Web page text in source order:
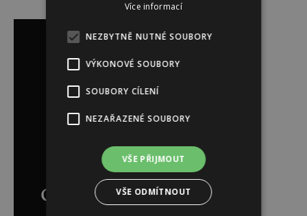
Reklama
Více informací
NEZBYTNĚ NUTNÉ SOUBORY
VÝKONOVÉ SOUBORY
SOUBORY CÍLENÍ
NEZAŘAZENÉ SOUBORY
VŠE PŘIJMOUT
VŠE ODMÍTNOUT